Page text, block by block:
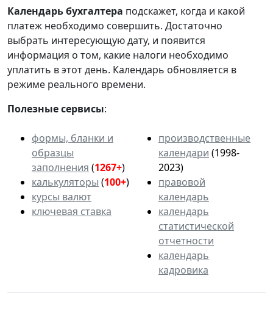
Календарьбухгалтера подскажет, когда и какой
платеж необходимо совершить. Достаточно
выбрать интересующую дату, и появится
информация о том, какие налоги необходимо
уплатить в этот день. Календарь обновляется в
режиме реального времени.
Полезные сервисы:
формы, бланки и
образцы
заполнения (1267+)
калькуляторы (100+)
курсы валют
ключевая ставка
производственные
календари (1998-
2023)
правовой
календарь
календарь
статистической
отчетности
календарь
кадровика